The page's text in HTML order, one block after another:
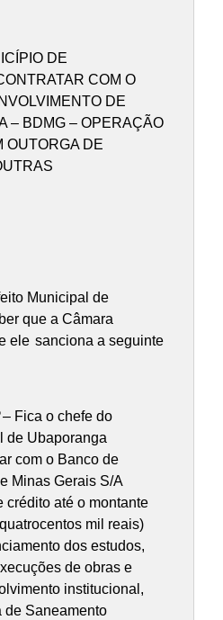
DE
COM O
DE
– BDMG – OPERAÇÃO
OUTORGA DE
Municipal de
que a Câmara
ele sanciona a seguinte
– Fica o chefe do
de Ubaporanga
com o Banco de
Minas Gerais S/A
crédito até o montante
mil reais)
dos estudos,
de obras e
institucional,
de Saneamento